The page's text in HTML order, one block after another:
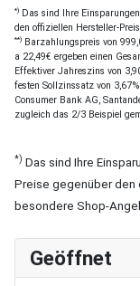
*) Das sind Ihre
den offiziellen Hersteller-
**) Barzahlungspreis von
a 22,49€ ergeben einen
Effektiver Jahreszins von
festen Sollzinssatz von
Consumer Bank AG,
zugleich das 2/3 Beispiel
*) Das sind Ihre
Preise gegenüber den
besondere Shop-
Geöffnet